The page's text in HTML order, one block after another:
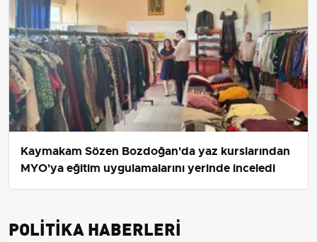
Kaymakam Sözen Bozdoğan'da yaz kurslarından
MYO'ya eğitim uygulamalarını yerinde inceledi
POLITIKA HABERLERI